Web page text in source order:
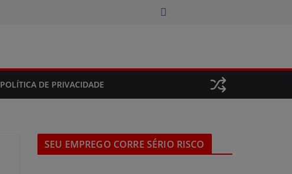
POLÍTICA DE PRIVACIDADE
SEU EMPREGO CORRE SÉRIO RISCO